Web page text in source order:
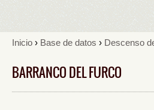
Inicio › Base de datos › Descenso
BARRANCO DEL FURCO